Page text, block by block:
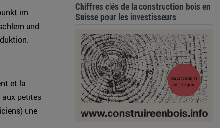
im
und
et la
aux petites
une
Chiffres clés de la construction bois en
Suisse pour les investisseurs